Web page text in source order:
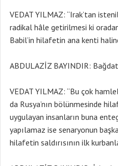
VEDAT YILMAZ: “Irak’tan
radikal hâle getirilmesi ki
Babil’in hilafetin ana kenti
ABDULAZİZ BAYINDIR:
VEDAT YILMAZ: “Bu çok
da Rusya’nın bölünmesinde
uygulayan insanların buna
yapılamaz ise senaryonun
hilafetin saldırısının ilk